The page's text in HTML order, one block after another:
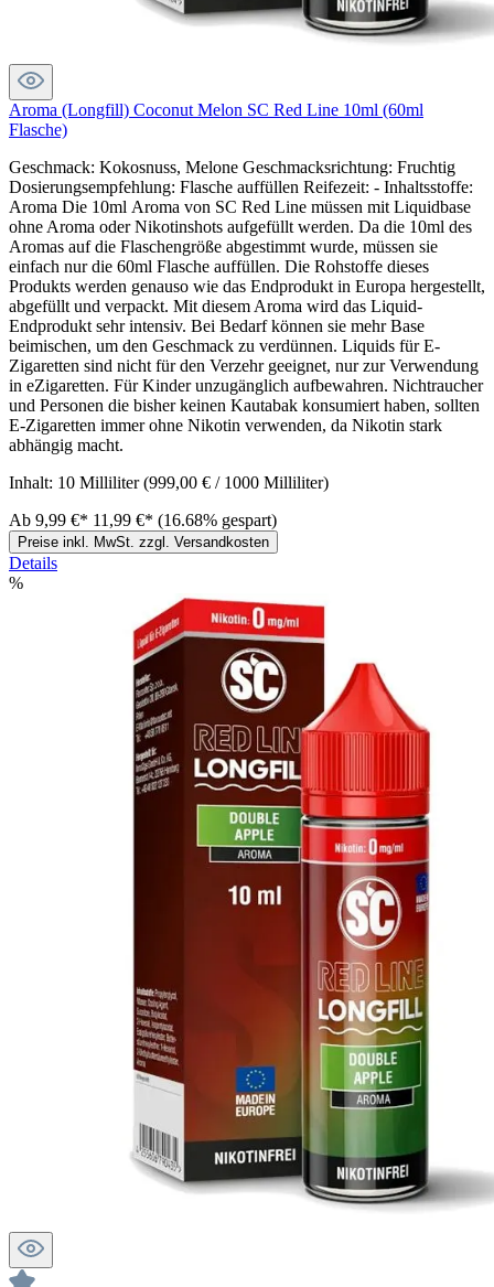
Aroma (Longfill) Coconut Melon SC Red Line 10ml (60ml
Flasche)
Geschmack: Kokosnuss, Melone Geschmacksrichtung: Fruchtig
Dosierungsempfehlung: Flasche auffüllen Reifezeit: - Inhaltsstoffe:
Aroma Die 10ml Aroma von SC Red Line müssen mit Liquidbase
ohne Aroma oder Nikotinshots aufgefüllt werden. Da die 10ml des
Aromas auf die Flaschengröße abgestimmt wurde, müssen sie
einfach nur die 60ml Flasche auffüllen. Die Rohstoffe dieses
Produkts werden genauso wie das Endprodukt in Europa hergestellt,
abgefüllt und verpackt. Mit diesem Aroma wird das Liquid-
Endprodukt sehr intensiv. Bei Bedarf können sie mehr Base
beimischen, um den Geschmack zu verdünnen. Liquids für E-
Zigaretten sind nicht für den Verzehr geeignet, nur zur Verwendung
in eZigaretten. Für Kinder unzugänglich aufbewahren. Nichtraucher
und Personen die bisher keinen Kautabak konsumiert haben, sollten
E-Zigaretten immer ohne Nikotin verwenden, da Nikotin stark
abhängig macht.
Inhalt: 10 Milliliter(999,00 € / 1000 Milliliter)
Ab 9,99 €* 11,99 €* (16.68% gespart)
Preise inkl. MwSt. zzgl. Versandkosten
Details
%